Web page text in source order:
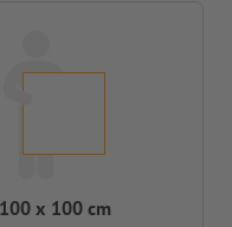
100 x 100 cm